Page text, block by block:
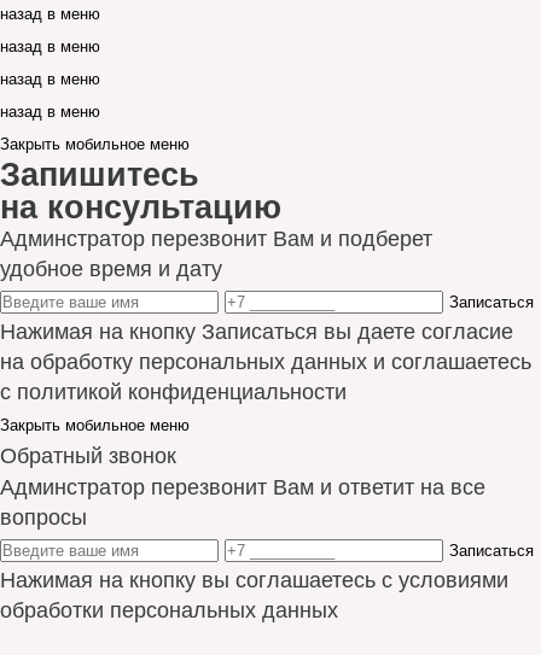
назад в меню
назад в меню
назад в меню
назад в меню
Закрыть мобильное меню
Запишитесь
на консультацию
Админстратор перезвонит Вам и подберет
удобное время и дату
Записаться
Нажимая на кнопку Записаться вы даете согласие
на обработку персональных данных и соглашаетесь
с политикой конфиденциальности
Закрыть мобильное меню
Обратный звонок
Админстратор перезвонит Вам и ответит на все
вопросы
Записаться
Нажимая на кнопку вы соглашаетесь с условиями
обработки персональных данных